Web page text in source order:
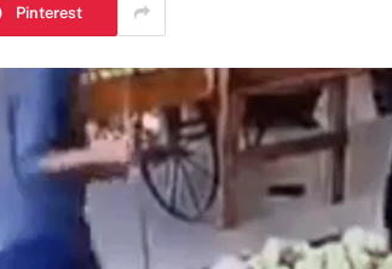
Pinterest